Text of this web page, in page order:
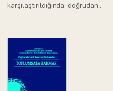
karşılaştırıldığında, doğrudan...